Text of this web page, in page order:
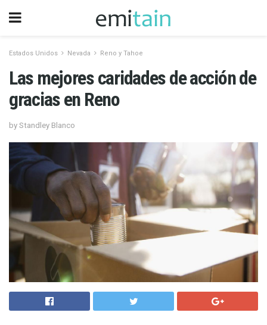
Estados Unidos Nevada Reno y Tahoe
Las mejores caridades de acción de
gracias en Reno
by Standley Blanco